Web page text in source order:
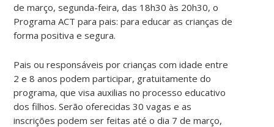
de março, segunda-feira, das 18h30 às 20h30, o
Programa ACT para pais: para educar as crianças de
forma positiva e segura.
Pais ou responsáveis por crianças com idade entre
2 e 8 anos podem participar, gratuitamente do
programa, que visa auxilias no processo educativo
dos filhos. Serão oferecidas 30 vagas e as
inscrições podem ser feitas até o dia 7 de março,